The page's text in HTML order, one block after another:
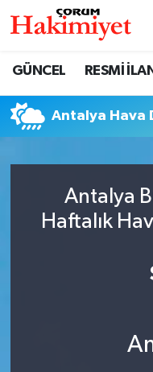
GÜNCEL RESMİ
Antalya Hava
Antalya
Haftalık
EKONOMİ
Nöbetçi
Süper Lig Puan